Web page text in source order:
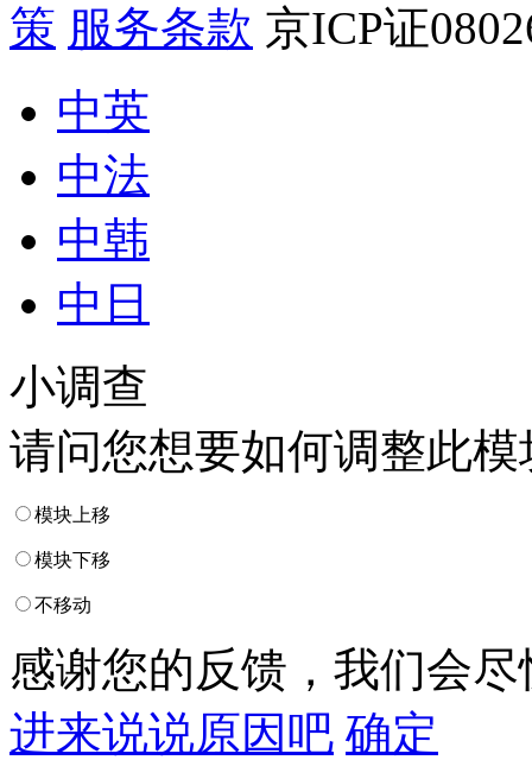
策 服务条款 京ICP证
中英
中法
中韩
中日
小调查
请问您想要如何调整此模
模块上移
模块下移
不移动
感谢您的反馈，我们会
进来说说原因吧 确定